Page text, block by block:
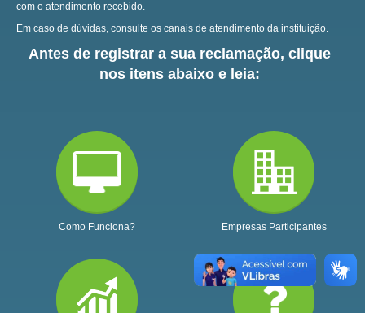
com o atendimento recebido.
Em caso de dúvidas, consulte os canais de atendimento da instituição.
Antes de registrar a sua reclamação, clique
nos itens abaixo e leia:
Como Funciona? Empresas Participantes